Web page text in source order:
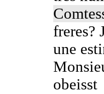
freres?
une
obeisst